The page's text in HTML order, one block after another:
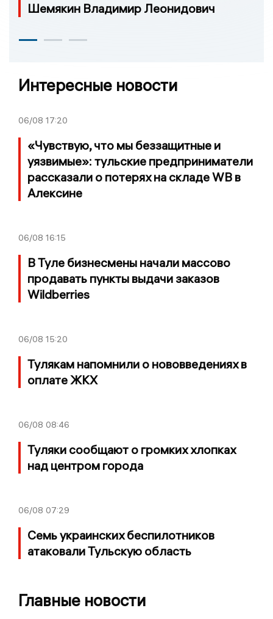
Шемякин Владимир Леонидович
Интересные новости
06/08 17:20
«Чувствую, что мы беззащитные и
уязвимые»: тульские предприниматели
рассказали о потерях на складе WB в
Алексине
06/08 16:15
В Туле бизнесмены начали массово
продавать пункты выдачи заказов
Wildberries
06/08 15:20
Тулякам напомнили о нововведениях в
оплате ЖКХ
06/08 08:46
Туляки сообщают о громких хлопках
над центром города
06/08 07:29
Семь украинских беспилотников
атаковали Тульскую область
Главные новости